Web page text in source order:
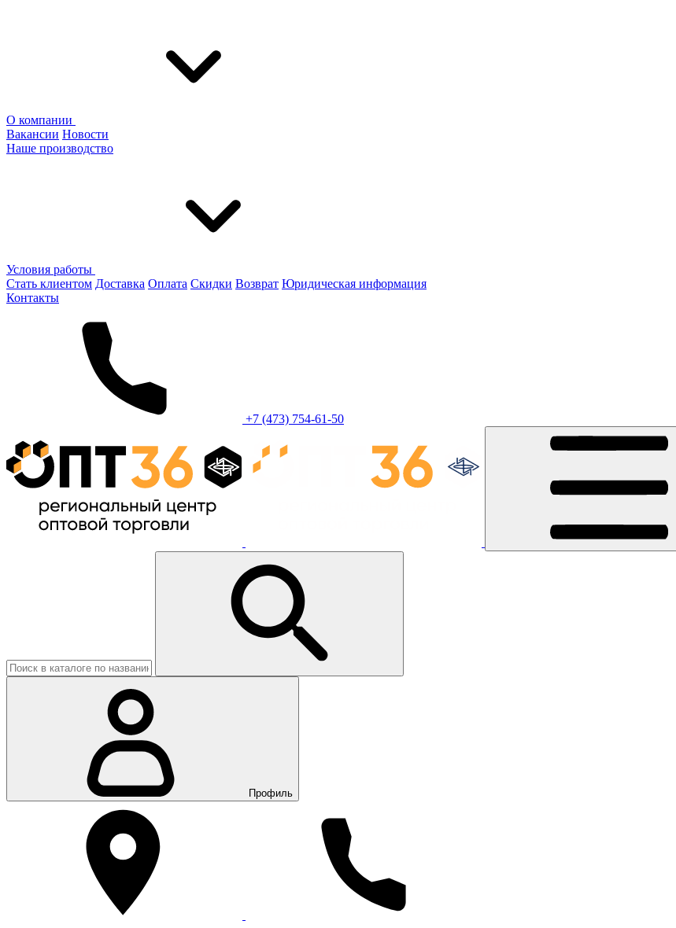
О компании
Вакансии Новости
Наше производство
Условия работы
Стать клиентом Доставка Оплата Скидки Возврат Юридическая информация
Контакты
+7 (473) 754-61-50
Профиль